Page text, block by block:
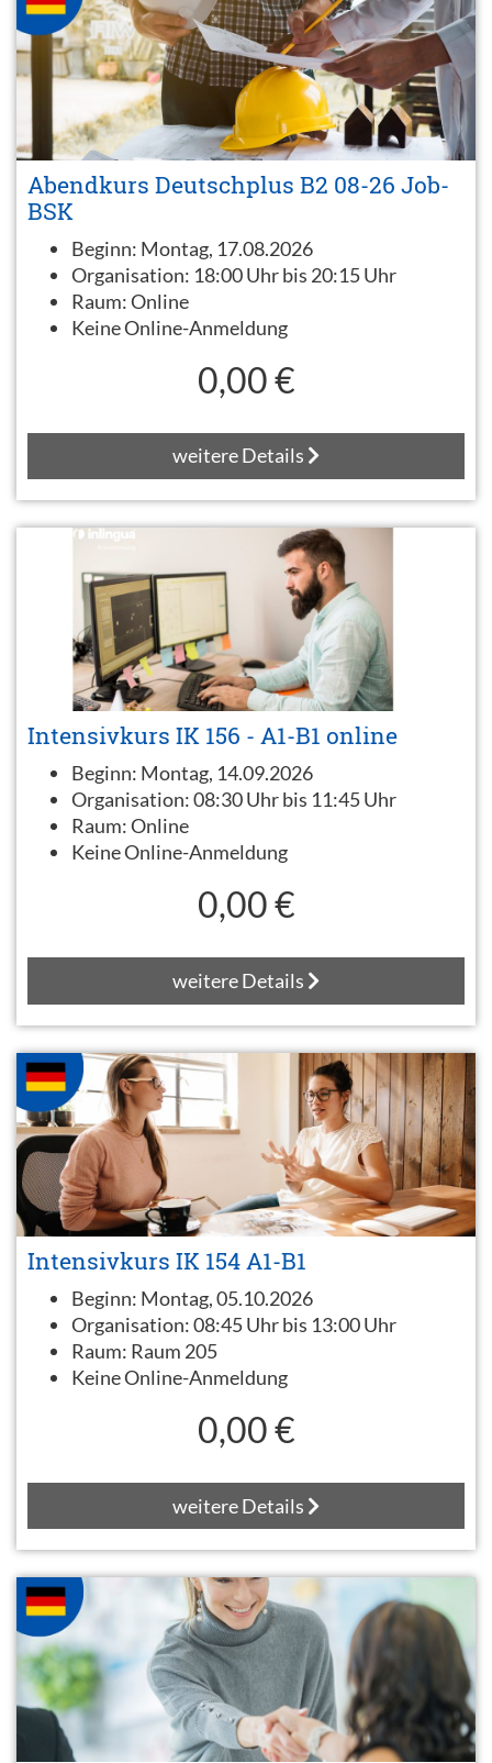
Abendkurs Deutschplus B2 08-26 Job-
BSK
Beginn: Montag, 17.08.2026
Organisation: 18:00 Uhr bis 20:15 Uhr
Raum:Online
Keine Online-Anmeldung
0,00 €
weitere Details
Intensivkurs IK 156 - A1-B1 online
Beginn: Montag, 14.09.2026
Organisation:08:30 Uhr bis 11:45 Uhr
Raum:Online
Keine Online-Anmeldung
0,00 €
weitere Details
Intensivkurs IK 154 A1-B1
Beginn: Montag, 05.10.2026
Organisation:08:45 Uhr bis 13:00 Uhr
Raum: Raum 205
Keine Online-Anmeldung
0,00 €
weitere Details